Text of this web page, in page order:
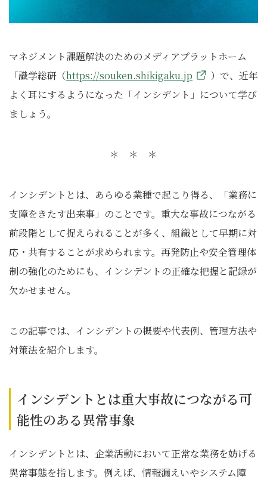
マネジメント課題解決のためのメディアプラットホーム
「識学総研（https://souken.shikigaku.jp
）で、近年
よく耳にするようになった「インシデント」について学び
ましょう。
＊ ＊ ＊
インシデントとは、あらゆる業種で起こり得る、「業務に
支障をきたす出来事」のことです。重大な事故につながる
前段階として捉えられることが多く、組織として早期に対
応・共有することが求められます。再発防止や安全管理体
制の強化のためにも、インシデントの正確な把握と記録が
欠かせません。
この記事では、インシデントの概要や代表例、管理方法や
対策法を紹介します。
インシデントとは重大事故につながる可
能性のある異常事象
インシデントとは、企業活動において正常な業務を妨げる
異常事態を指します。例えば、情報漏えいやシステム障